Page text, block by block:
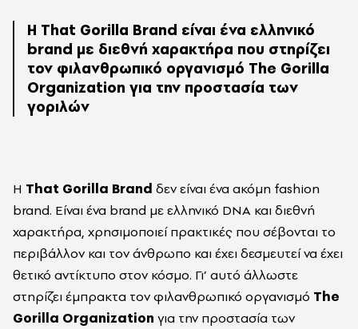
Η That Gorilla Brand είναι ένα ελληνικό
brand με διεθνή χαρακτήρα που στηρίζει
τον φιλανθρωπικό οργανισμό The Gorilla
Organization για την προστασία των
γοριλών
Η That Gorilla Brand δεν είναι ένα ακόμη fashion
brand. Είναι ένα brand με ελληνικό DNA και διεθνή
χαρακτήρα, χρησιμοποιεί πρακτικές που σέβονται το
περιβάλλον και τον άνθρωπο και έχει δεσμευτεί να έχει
θετικό αντίκτυπο στον κόσμο. Γι’ αυτό άλλωστε
στηρίζει έμπρακτα τον φιλανθρωπικό οργανισμό The
Gorilla Organization για την προστασία των